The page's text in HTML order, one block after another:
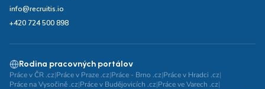
info@recruitis.io
+420 724 500 898
Rodina pracovných portálov
Práce v ČR .cz|Práce v Praze .cz|Práce - Brno .cz|Práce v Hradci .cz|
Práce na Vysočině .cz|Práce v Budějovicích .cz|Práce ve Varech .cz|